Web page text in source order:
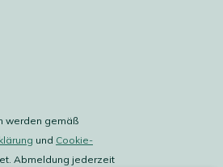
werden gemäß
und Cookie-
Abmeldung jederzeit